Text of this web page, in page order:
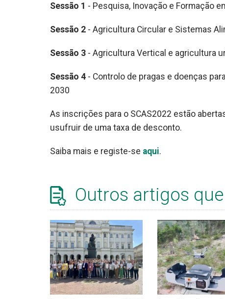
Sessão 1 - Pesquisa, Inovação e Formação
Sessão 2 - Agricultura Circular e Sistemas
Sessão 3 - Agricultura Vertical e agricultura
Sessão 4 - Controlo de pragas e doenças
2030
As inscrições para o SCAS2022 estão
usufruir de uma taxa de desconto.
Saiba mais e registe-se aqui.
Outros artigos